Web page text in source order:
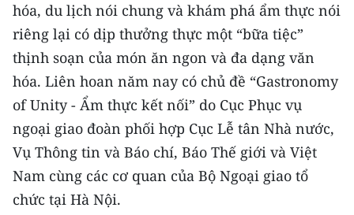
54 DÂN TỘC VIỆT NAM
CHƯƠNG TRÌNH OCOP - MỖI XÃ
MỘT SẢN PHẨM
RADIO
MEDIA CENTER
E-Magazine
hóa, du lịch nói chung và khám phá ẩm thực nói
riêng lại có dịp thưởng thực một “bữa tiệc”
thịnh soạn của món ăn ngon và đa dạng văn
hóa. Liên hoan năm nay có chủ đề “Gastronomy
of Unity - Ẩm thực kết nối” do Cục Phục vụ
ngoại giao đoàn phối hợp Cục Lễ tân Nhà nước,
Vụ Thông tin và Báo chí, Báo Thế giới và Việt
Nam cùng các cơ quan của Bộ Ngoại giao tổ
chức tại Hà Nội.